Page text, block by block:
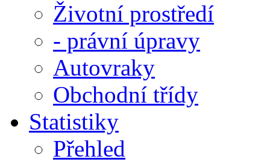
Životní prostředí
- právní úpravy
Autovraky
Obchodní třídy
Statistiky
Přehled